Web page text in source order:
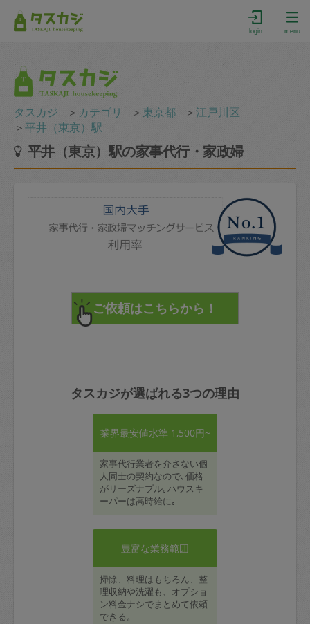
login menu
タスカジ ＞ カテゴリ ＞ 東京都 ＞江戸川区
＞平井（東京）駅
平井（東京）駅の家事代行・家政婦
タスカジが選ばれる3つの理由
業界最安値水準 1,500円~
家事代行業者を介さない個
人同士の契約なので､価格
がリーズナブル｡ハウスキ
ーパーは高時給に｡
豊富な業務範囲
掃除、料理はもちろん、整
理収納や洗濯も、オプショ
ン料金ナシでまとめて依頼
できる。